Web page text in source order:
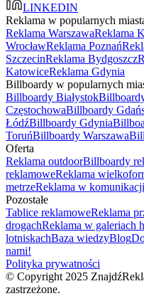
LINKEDIN
Reklama w popularnych
Reklama WarszawaReklama
WrocławReklama Poznań
SzczecinReklama Bydgoszcz
KatowiceReklama Gdynia
Billboardy w popularnych
Billboardy Białystok
CzęstochowaBillboardy
ŁódźBillboardy Gdynia
ToruńBillboardy Warszawa
Oferta
Reklama outdoorBillboardy
reklamoweReklama
metrzeReklama w
Pozostałe
Tablice reklamoweReklama
drogachReklama w galeriach
lotniskachBaza wiedzyBlog
nami!
Polityka prywatności
© Copyright 2025
zastrzeżone.